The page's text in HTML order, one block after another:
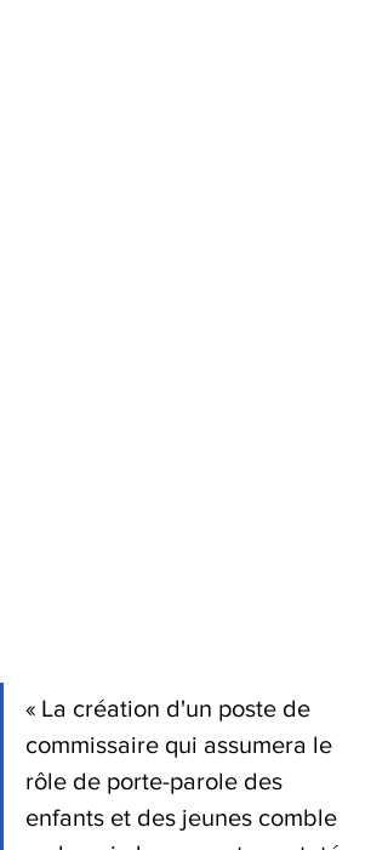
« La création d'un poste de
commissaire qui assumera le
rôle de porte-parole des
enfants et des jeunes comble